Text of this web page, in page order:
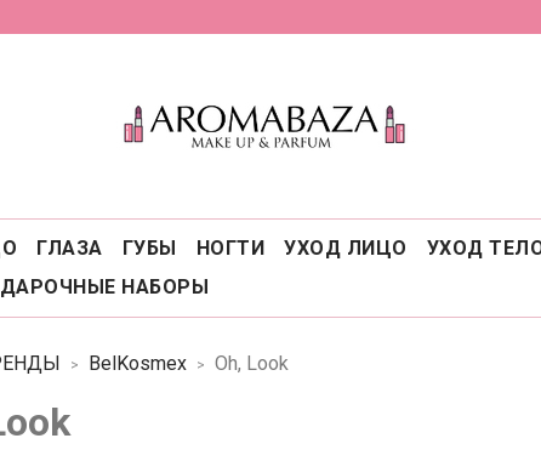
ГЛАЗА ГУБЫ НОГТИ УХОД ЛИЦО УХОД
НАБОРЫ
BelKosmex Oh, Look